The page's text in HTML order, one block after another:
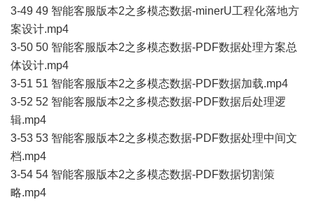
3-49 49 智能客服版本2之多模态数据-minerU工程化落地方
案设计.mp4
3-50 50 智能客服版本2之多模态数据-PDF数据处理方案总
体设计.mp4
3-51 51 智能客服版本2之多模态数据-PDF数据加载.mp4
3-52 52 智能客服版本2之多模态数据-PDF数据后处理逻
辑.mp4
3-53 53 智能客服版本2之多模态数据-PDF数据处理中间文
档.mp4
3-54 54 智能客服版本2之多模态数据-PDF数据切割策
略.mp4